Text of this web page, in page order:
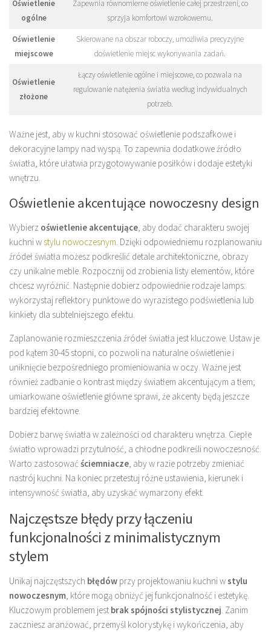
Oświetlenie
ogólne
Zapewnia równomierne oświetlenie całej przestrzeni, co
sprzyja komfortowi wzrokowemu.
Oświetlenie
miejscowe
Skierowane na obszar roboczy, umożliwia precyzyjne
doświetlenie miejsc wykonywania zadań.
Oświetlenie
złożone
Łączy oświetlenie ogólne i miejscowe, co pozwala na
regulowanie natężenia światła według indywidualnych
potrzeb.
Ważne jest, aby w kuchni stosować oświetlenie podszafkowe i
dekoracyjne lampy nad wyspą. To zapewnia dodatkowe źródło
światła, które ułatwia przygotowywanie posiłków i dodaje estetyki
wnętrzu.
Oświetlenie akcentujące nowoczesny design
Wybierz oświetlenie akcentujące , aby dodać charakteru swojej
kuchni w stylu nowoczesnym . Dzięki odpowiedniemu rozplanowaniu
źródeł światła możesz podkreślić detale architektoniczne, obrazy
czy unikalne meble. Rozpocznij od zrobienia listy elementów, które
chcesz wyróżnić. Następnie dobierz odpowiednie rodzaje lamps:
wykorzystaj reflektory punktowe do wyrazistego podświetlenia lub
kinkiety dla subtelniejszego efektu.
Zaplanowanie rozmieszczenia źródeł światła jest kluczowe. Ustaw je
pod kątem 30-45 stopni, co pozwoli na naturalne oświetlenie i
uniknięcie bezpośredniego promieniowania w oczy. Ważne jest
również zadbanie o kontrast między światłem akcentującym a tłem;
umiarkowane oświetlenie główne sprawi, że akcenty będą jeszcze
bardziej efektowne.
Dobierz barwę światła w zależności od charakteru wnętrza. Ciepłe
światło wprowadzi przytulność, a chłodne podkreśli nowoczesność.
Warto zastosować ściemniacze , aby w razie potrzeby zmieniać
nastrój kuchni. Na koniec przetestuj różne ustawienia, kierunek i
intensywność światła, aby uzyskać wymarzony efekt.
Najczęstsze błędy przy łączeniu
funkcjonalności z minimalistycznym
stylem
Unikaj najczęstszych błędów przy projektowaniu kuchni wstylu
nowoczesnym , które mogą obniżyć jej funkcjonalność i estetykę.
Kluczowym problemem jest brak spójności stylistycznej . Zanim
zaczniesz aranżować, przemyśl kolorystykę i wykończenia, aby